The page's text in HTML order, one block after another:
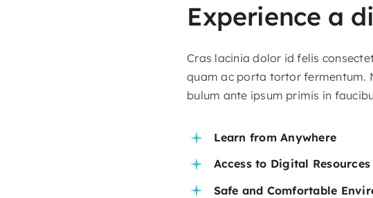
Experience a
Cras lacinia dolor id felis
quam ac porta tortor fermentum.
bulum ante ipsum primis in
Learn from Anywhere
Access to Digital Resources
Safe and Comfortable